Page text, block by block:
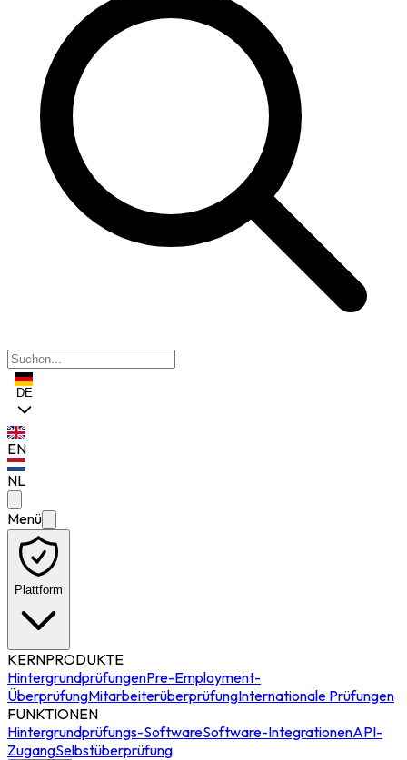
DE
EN
NL
Menü
Plattform
KERNPRODUKTE
HintergrundprüfungenPre-Employment-
ÜberprüfungMitarbeiterüberprüfungInternationale Prüfungen
FUNKTIONEN
Hintergrundprüfungs-SoftwareSoftware-IntegrationenAPI-
ZugangSelbstüberprüfung